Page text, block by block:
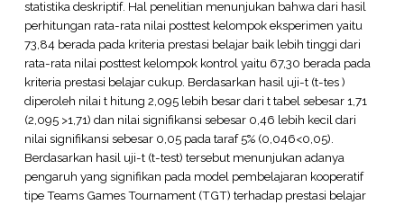
statistika deskriptif. Hal penelitian menunjukan bahwa dari hasil
perhitungan rata-rata nilai posttest kelompok eksperimen yaitu
73,84 berada pada kriteria prestasi belajar baik lebih tinggi dari
rata-rata nilai posttest kelompok kontrol yaitu 67,30 berada pada
kriteria prestasi belajar cukup. Berdasarkan hasil uji-t (t-tes )
diperoleh nilai t hitung 2,095 lebih besar dari t tabel sebesar 1,71
(2,095 >1,71) dan nilai signifikansi sebesar 0,46 lebih kecil dari
nilai signifikansi sebesar 0,05 pada taraf 5% (0,046<0,05).
Berdasarkan hasil uji-t (t-test) tersebut menunjukan adanya
pengaruh yang signifikan pada model pembelajaran kooperatif
tipe Teams Games Tournament (TGT) terhadap prestasi belajar